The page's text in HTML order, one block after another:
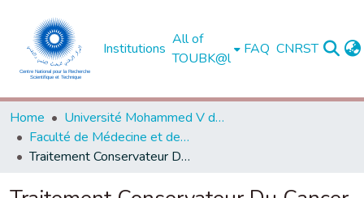
Institutions
All of
TOUBK@l
FAQ CNRST
Home
Université Mohammed V de Rabat
Faculté de Médecine et de Pharmacie - Rabat
Traitement Conservateur Du Cancer Du Sein : Experience Du Pole Gynéco mammaire au Centre CHEIKHA FATMA à l'Institut Nationale D'oncologie de Rabat.